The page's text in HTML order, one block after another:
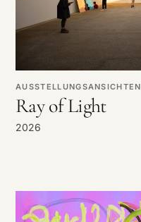
AUSSTELLUNGSANSICHTEN
Ray of Light
2026